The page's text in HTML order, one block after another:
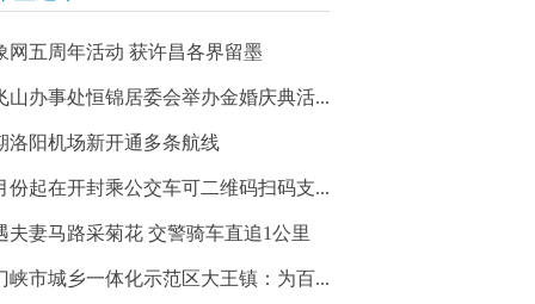
网五周年活动 获许昌各界留墨
山办事处恒锦居委会举办金婚庆典活...
洛阳机场新开通多条航线
份起在开封乘公交车可二维码扫码支...
夫妻马路采菊花 交警骑车直追1公里
峡市城乡一体化示范区大王镇：为百...